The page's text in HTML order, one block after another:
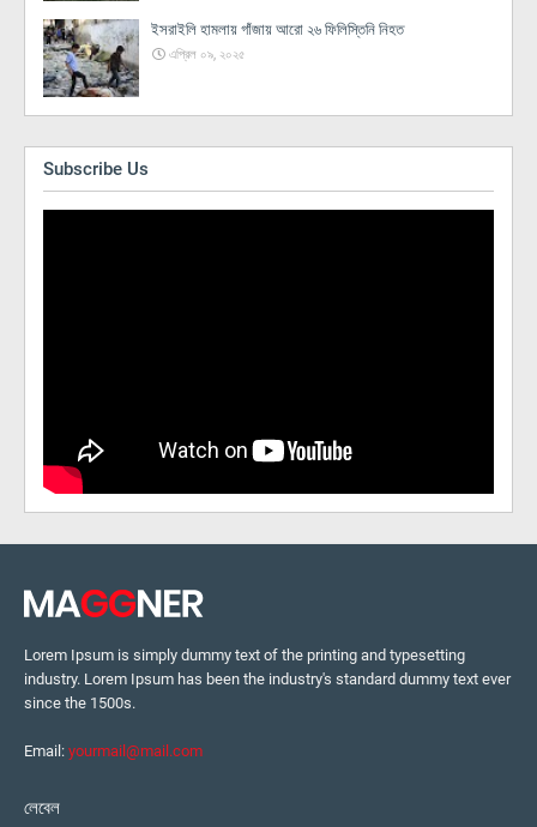
ইসরাইলি হামলায় গাঁজায় আরো ২৬ ফিলিস্তিনি নিহত
এপ্রিল ০৯, ২০২৫
Subscribe Us
Lorem Ipsum is simply dummy text of the printing and typesetting
industry. Lorem Ipsum has been the industry's standard dummy text ever
since the 1500s.
Email: yourmail@mail.com
লেবেল